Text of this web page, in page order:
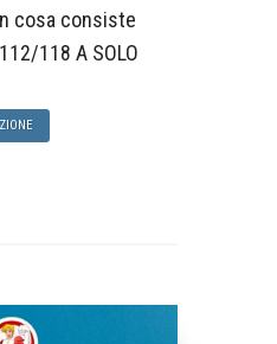
cosa consiste
118 A SOLO